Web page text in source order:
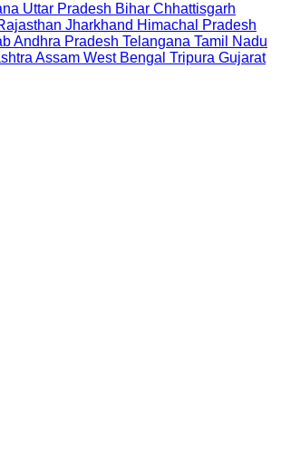
Uttar Pradesh Bihar Chhattisgarh
Jharkhand Himachal Pradesh
Andhra Pradesh Telangana Tamil Nadu
Assam West Bengal Tripura Gujarat